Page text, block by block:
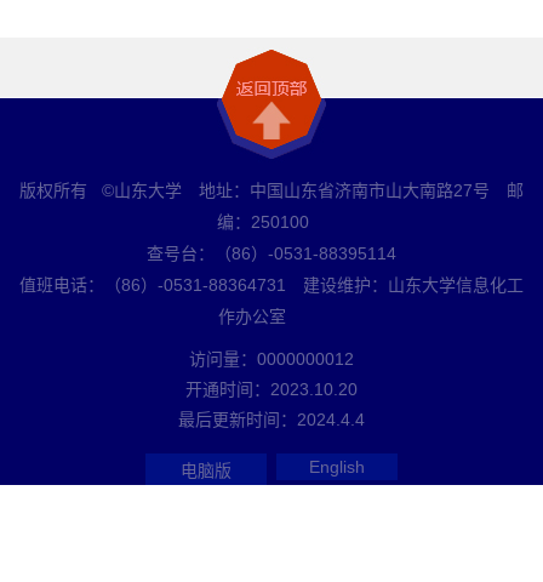
版权所有 ©山东大学 地址：中国山东省济南市山大南路27号 邮
编：250100
查号台：（86）-0531-88395114
值班电话：（86）-0531-88364731 建设维护：山东大学信息化工
作办公室
访问量： 0000000012
开通时间： 2023 10 20
最后更新时间： 2024 4 4
电脑版 English